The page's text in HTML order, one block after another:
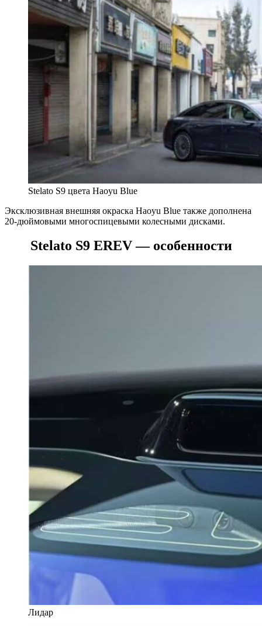
Stelato S9 цвета Haoyu Blue
Эксклюзивная внешняя окраска Haoyu Blue также дополнена
20-дюймовыми многоспицевыми колесными дисками.
Stelato S9 EREV — особенности
Лидар